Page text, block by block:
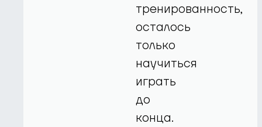
тренированность,
осталось
только
научиться
играть
до
конца.